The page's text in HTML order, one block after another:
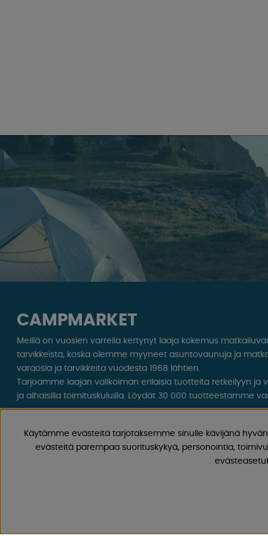
CAMPMARKET
Meillä on vuosien varrella kertynyt laaja kokemus
tarvikkeista, koska olemme myyneet asuntovaunuja ja
varaosia ja tarvikkeita vuodesta 1968 lähtien.
Tarjoamme laajan valikoiman erilaisia ​​tuotteita retkeilyyn ja
ja alhaisilla toimituskuluilla. Löydät 30 000 tuotteestamme
ainutlaatuisia tarjouksia. Leirintäelämä alkaa meiltä!
Käytämme evästeitä tarjotaksemme sinulle kävijänä
evästeitä parempaa suorituskykyä, personointia,